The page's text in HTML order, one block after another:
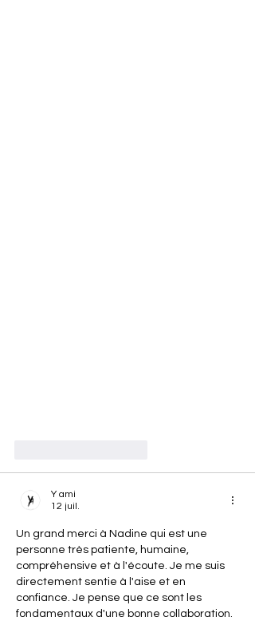
Y ami
12 juil.
Un grand merci à Nadine qui est une
personne très patiente, humaine,
compréhensive et à l'écoute. Je me suis
directement sentie à l'aise et en
confiance. Je pense que ce sont les
fondamentaux d'une bonne collaboration.